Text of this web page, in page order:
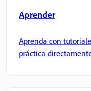
Aprender
Aprenda con
práctica